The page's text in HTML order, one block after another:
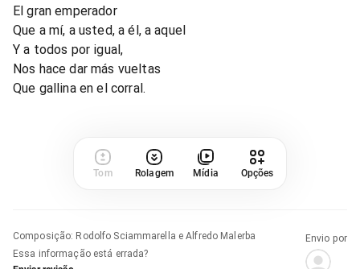
El gran emperador
Que a mí, a usted, a él, a aquel
Y a todos por igual,
Nos hace dar más vueltas
Que gallina en el corral.
Tom Rolagem Mídia Opções
Composição: Rodolfo Sciammarella e Alfredo Malerba
Essa informação está errada?
Envio por